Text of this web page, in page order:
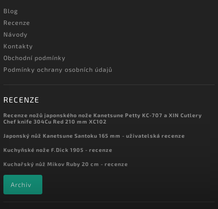
Blog
Recenze
Návody
Kontakty
Obchodní podmínky
Podmínky ochrany osobních údajů
RECENZE
Recenze nožů japonského nože Kanetsune Petty KC-707 a XIN Cutlery
Chef knife 304Cu Red 210 mm XC102
Japonský nůž Kanetsune Santoku 165 mm - uživatelská recenze
Kuchyňské nože F.Dick 1905 - recenze
Kuchařský nůž Mikov Ruby 20 cm - recenze
Archiv